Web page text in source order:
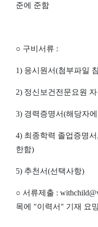
준에 준함
○ 구비서류 :
1) 응시원서(첨부파일
2) 정신보건전문요원
3) 경력증명서(해당자
4) 최종학력 졸업증명서 ,
한함)
5) 추천서(선택사항)
○ 서류제출 :
목에 "이력서 " 기재 요